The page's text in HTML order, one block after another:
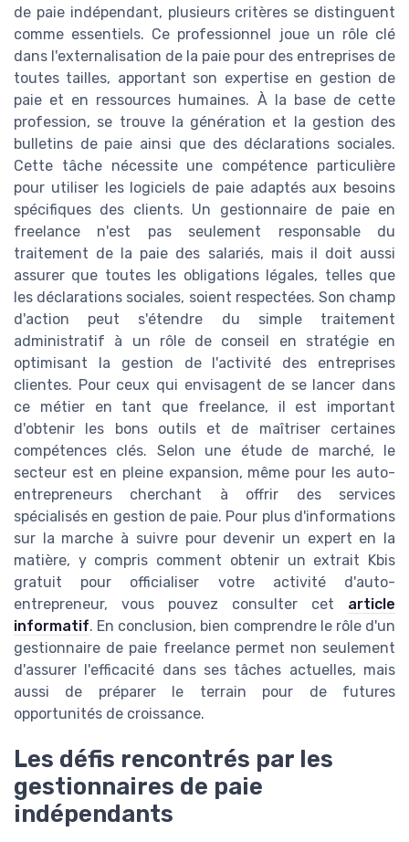
de paie indépendant, plusieurs critères se distinguent
comme essentiels. Ce professionnel joue un rôle clé
dans l'externalisation de la paie pour des entreprises de
toutes tailles, apportant son expertise en gestion de
paie et en ressources humaines. À la base de cette
profession, se trouve la génération et la gestion des
bulletins de paie ainsi que des déclarations sociales.
Cette tâche nécessite une compétence particulière
pour utiliser les logiciels de paie adaptés aux besoins
spécifiques des clients. Un gestionnaire de paie en
freelance n'est pas seulement responsable du
traitement de la paie des salariés, mais il doit aussi
assurer que toutes les obligations légales, telles que
les déclarations sociales, soient respectées. Son champ
d'action peut s'étendre du simple traitement
administratif à un rôle de conseil en stratégie en
optimisant la gestion de l'activité des entreprises
clientes. Pour ceux qui envisagent de se lancer dans
ce métier en tant que freelance, il est important
d'obtenir les bons outils et de maîtriser certaines
compétences clés. Selon une étude de marché, le
secteur est en pleine expansion, même pour les auto-
entrepreneurs cherchant à offrir des services
spécialisés en gestion de paie. Pour plus d'informations
sur la marche à suivre pour devenir un expert en la
matière, y compris comment obtenir un extrait Kbis
gratuit pour officialiser votre activité d'auto-
entrepreneur, vous pouvez consulter cet article
informatif. En conclusion, bien comprendre le rôle d'un
gestionnaire de paie freelance permet non seulement
d'assurer l'efficacité dans ses tâches actuelles, mais
aussi de préparer le terrain pour de futures
opportunités de croissance.
Les défis rencontrés par les
gestionnaires de paie
indépendants